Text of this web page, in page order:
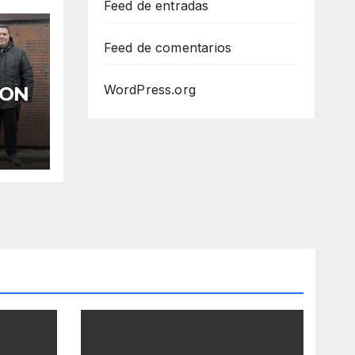
Feed de entradas
Feed de comentarios
WordPress.org